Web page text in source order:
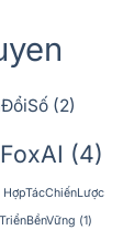
(2)
FoxAI (4)
HợpTácChiếnLược
(1)